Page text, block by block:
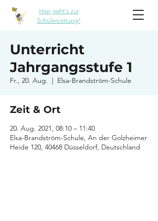
Hier geht's zur
Schülerzeitung!
Unterricht
Jahrgangsstufe 1
Fr., 20. Aug.
  |
Elsa-Brandström-Schule
Zeit & Ort
20. Aug. 2021, 08:10 – 11:40
Elsa-Brandström-Schule, An der Golzheimer
Heide 120, 40468 Düsseldorf, Deutschland